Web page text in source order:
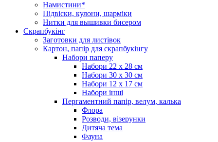
Намистини*
Підвіски, кулони, шарміки
Нитки для вышивки бисером
Скрапбукінг
Заготовки для листівок
Картон, папір для скрапбукінгу
Набори паперу
Набори 22 х 28 см
Набори 30 х 30 см
Набори 12 х 17 см
Набори інші
Пергаментний папір, велум, калька
Флора
Розводи, візерунки
Дитяча тема
Фауна